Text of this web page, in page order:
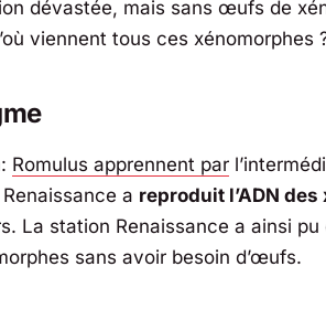
dévastée, mais sans œufs de
viennent tous ces xénomorphes
Romulus apprennent par
a reproduit l’ADN
La station Renaissance a ainsi pu
sans avoir besoin d’œufs.